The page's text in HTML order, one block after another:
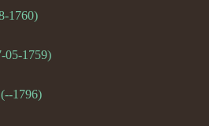
1760)
05-1759)
1796)